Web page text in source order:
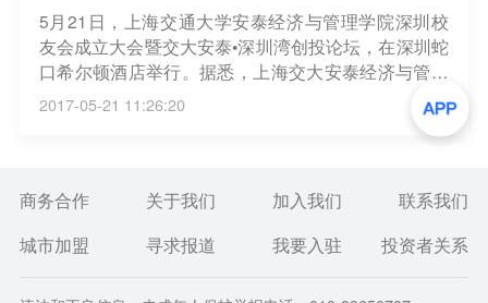
5月21日，上海交通大学安泰经济与管理学院深圳校
友会成立大会暨交大安泰•深圳湾创投论坛，在深圳蛇
口希尔顿酒店举行。据悉，上海交大安泰经济与管理
学院是国内首家同时获得AMBA，EQUIS和AACSB三
大权威国际认证的商学院，1993年率先在深圳招生并
2017-05-21 11:26:20
商务合作 关于我们 加入我们
联系我们
城市加盟
寻求报道 我要入驻 投资者关系